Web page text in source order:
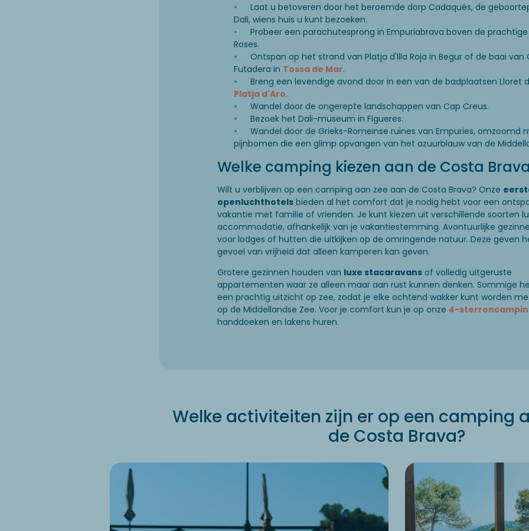
Laat u betoveren door het beroemde dorp Cadaqués, de
Dali, wiens huis u kunt bezoeken.
Probeer een parachutesprong in Empuriabrava boven de
Roses.
Ontspan op het strand van Platja d'Illa Roja in Begur of de baai van
Futadera in Tossa de Mar.
Breng een levendige avond door in een van de badplaatsen Lloret
Platja d'Aro.
Wandel door de ongerepte landschappen van Cap Creus.
Bezoek het Dali-museum in Figueres.
Wandel door de Grieks-Romeinse ruïnes van Empuries, omzoomd
pijnbomen die een glimp opvangen van het azuurblauw van de
Welke camping kiezen aan de Costa
Wilt u verblijven op een camping aan zee aan de Costa Brava? Onze
openluchthotels bieden al het comfort dat je nodig hebt voor een
vakantie met familie of vrienden. Je kunt kiezen uit verschillende soorten
accommodatie, afhankelijk van je vakantiestemming. Avontuurlijke
voor lodges of hutten die uitkijken op de omringende natuur. Deze geven
gevoel van vrijheid dat alleen kamperen kan geven.
Grotere gezinnen houden van luxe stacaravans of volledig uitgeruste
appartementen waar ze alleen maar aan rust kunnen denken. Sommige
een prachtig uitzicht op zee, zodat je elke ochtend wakker kunt worden
op de Middellandse Zee. Voor je comfort kun je op onze 4-
handdoeken en lakens huren.
Welke activiteiten zijn er op een camping
de Costa Brava?